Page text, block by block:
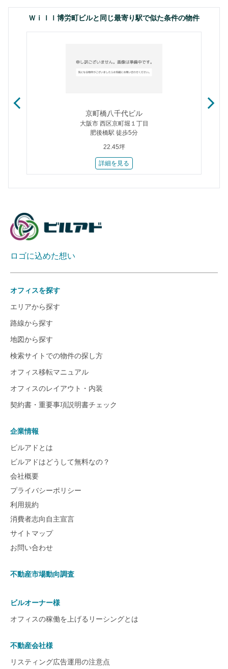
Ｗｉｌｌ博労町ビルと同じ最寄り駅で似た条件の物件
京町橋八千代ビル
大阪市 西区京町堀１丁目
肥後橋駅 徒歩5分
22.45坪
詳細を見る
ロゴに込めた想い
オフィスを探す
エリアから探す
路線から探す
地図から探す
検索サイトでの物件の探し方
オフィス移転マニュアル
オフィスのレイアウト・内装
契約書・重要事項説明書チェック
企業情報
ビルアドとは
ビルアドはどうして無料なの？
会社概要
プライバシーポリシー
利用規約
消費者志向自主宣言
サイトマップ
お問い合わせ
不動産市場動向調査
ビルオーナー様
オフィスの稼働を上げるリーシングとは
不動産会社様
リスティング広告運用の注意点